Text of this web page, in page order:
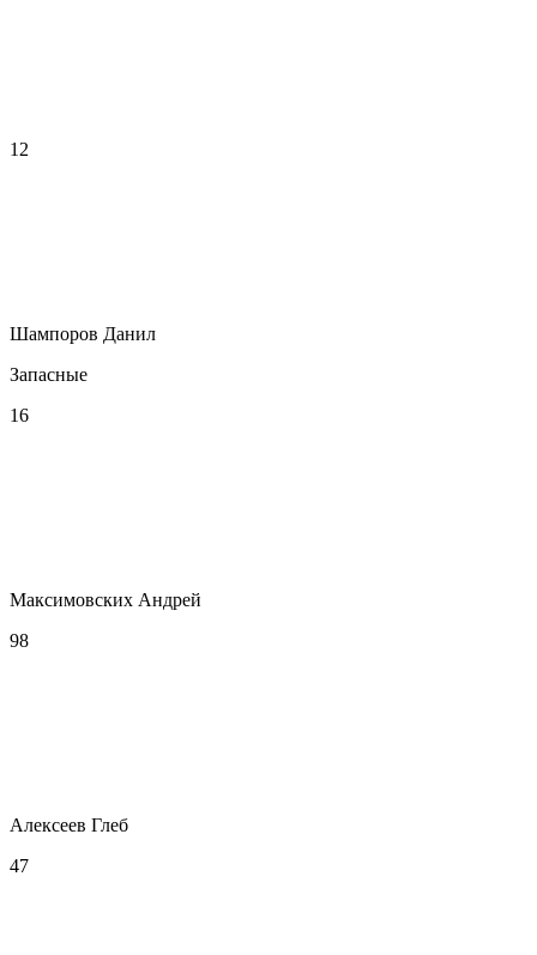
12
Шампоров Данил
Запасные
16
Максимовских Андрей
98
Алексеев Глеб
47